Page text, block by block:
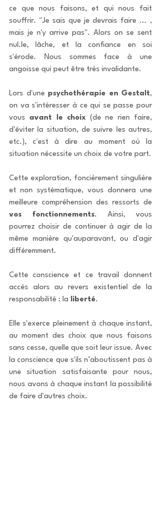
ce que nous faisons, et qui nous fait
souffrir. "Je sais que je devrais faire ... ,
mais je n'y arrive pas". Alors on se sent
nul.le, lâche, et la confiance en soi
s'érode. Nous sommes face à une
angoisse qui peut être très invalidante.
Lors d'une psychothérapie en Gestalt,
on va s'intéresser à ce qui se passe pour
vous avant le choix (de ne rien faire,
d'éviter la situation, de suivre les autres,
etc.), c'est à dire au moment où la
situation nécessite un choix de votre part.
Cette exploration, foncièrement singulière
et non systématique, vous donnera une
vos fonctionnements. Ainsi, vous
pourrez choisir de continuer à agir de la
même manière qu'auparavant, ou d'agir
différemment.
Cette conscience et ce travail donnent
accès alors au revers existentiel de la
responsabilité : la liberté.
Elle s'exerce pleinement à chaque instant,
au moment des choix que nous faisons
sans cesse, quelle que soit leur issue. Avec
la conscience que s'ils n’aboutissent pas à
une situation satisfaisante pour nous,
nous avons à chaque instant la possibilité
de faire d'autres choix.